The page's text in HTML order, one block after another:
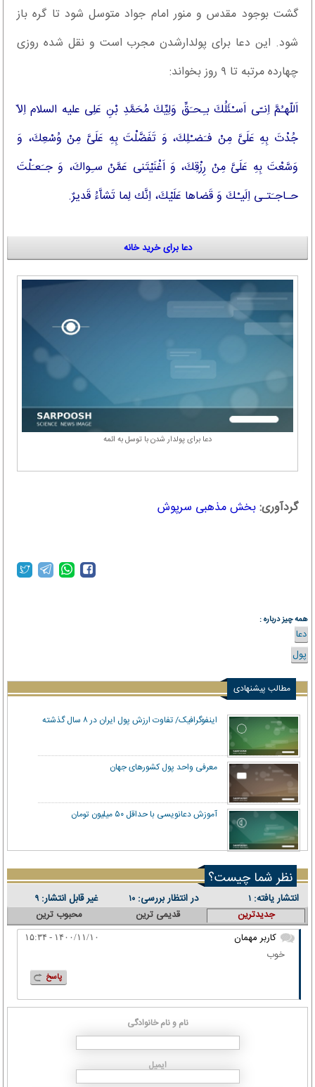
گشت بوجود مقدس و منور امام جواد متوسل شود تا گره باز
شود. این دعا برای پولدارشدن مجرب است و نقل شده روزی
چهارده مرتبه تا ۹ روز بخواند:
اَللّهـُمَّ اِنـّى اَسـْئَلُكَ بـِحـَقِّ وَلِیِّكَ مُحَمَّدِ بْنِ عَلِی علیه السلام اِلاّ
جُدْتَ بِهِ عَلَىَّ مِنْ فـَضـْلِكَ، وَ تَفَضَّلْتَ بِهِ عَلَىَّ مِنْ وُسْعِكَ، وَ
وَسَّعْتَ بِهِ عَلَىَّ مِنْ رِزْقِكَ، وَ اَغْنَیْتَنى عَمَّنْ سـِواكَ، وَ جـَعـَلْتَ
حـاجـَتـى اِلَیـْكَ وَ قَضاها عَلَیْكَ، اِنَّك لِما تَشاَّءُ قَدیرٌ.
دعا برای خرید خانه
دعا برای پولدار شدن با توسل به ائمه
گردآوری:بخش مذهبی سرپوش
همه چیز درباره :
دعا
پول
مطالب پیشنهادی
اینفوگرافیک/ تفاوت ارزش پول ایران در ۸ سال گذشته
معرفی واحد پول کشورهای جهان
آموزش دعانویسی با حداقل ۵۰ میلیون تومان
نظر شما چیست؟
انتشار یافته: ۱ در انتظار بررسی:۱۰ غیر قابل انتشار:۹
جدیدترین قدیمی ترین
محبوب ترین
کاربر مهمان
۱۴۰۰/۱۱/۱۰ - ۱۵:۳۴
خوب
پاسخ
نام و نام خانوادگی
ایمیل